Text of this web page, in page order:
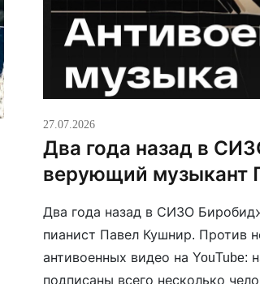
27.07.2026
Два года назад в
верующий музыкант
Два года назад в СИЗО
пианист Павел Кушнир. Против
антивоенных видео на YouTube:
подписаны всего несколько